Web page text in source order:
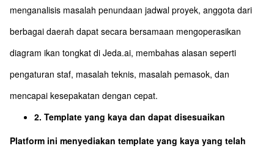
menganalisis masalah penundaan jadwal proyek, anggota dari
berbagai daerah dapat secara bersamaan mengoperasikan
diagram ikan tongkat di Jeda.ai, membahas alasan seperti
pengaturan staf, masalah teknis, masalah pemasok, dan
mencapai kesepakatan dengan cepat.
2. Template yang kaya dan dapat disesuaikan
Platform ini menyediakan template yang kaya yang telah